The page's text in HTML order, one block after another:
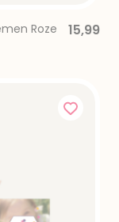
Roze
15,99